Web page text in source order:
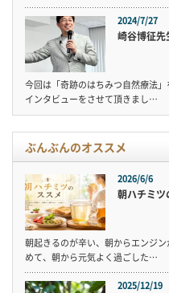
2024/7/27
崎谷博征先
今回は「奇跡のはちみつ自然療法
インタビューをさせて頂きまし…
ぶんぶんのオススメ
2026/6/6
朝ハチミツ
朝起きるのが辛い、朝からエンジ
めて、朝から元気よく過ごした…
2025/12/19